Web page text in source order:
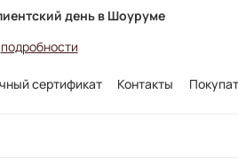
день в Шоуруме
подробности
сертификат Контакты